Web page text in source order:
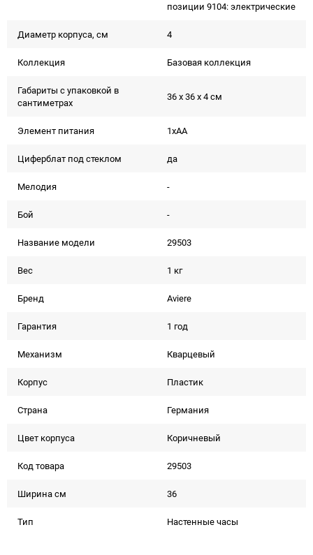
позиции 9104: электрические
Диаметр корпуса, см 4
Коллекция Базовая коллекция
Габариты с упаковкой в
сантиметрах
36 x 36 x 4 см
Элемент питания 1xAA
Циферблат под стеклом да
Мелодия -
Бой -
Название модели 29503
Вес 1 кг
Бренд Aviere
Гарантия 1 год
Механизм Кварцевый
Корпус Пластик
Страна Германия
Цвет корпуса Коричневый
Код товара 29503
Ширина см 36
Тип Настенные часы